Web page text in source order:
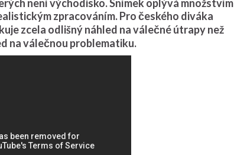
není východisko. Snímek oplývá množstvím
zpracováním. Pro českého diváka
zcela odlišný náhled na válečné útrapy než
na válečnou problematiku.